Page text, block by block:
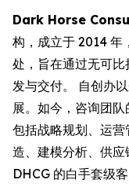
Dark Horse
构，成立于 2014 年
处，旨在通过无可
发与交付。 自创办
展。如今，咨询团队
包括战略规划、运
造、建模分析、供应
DHCG 的白手套级